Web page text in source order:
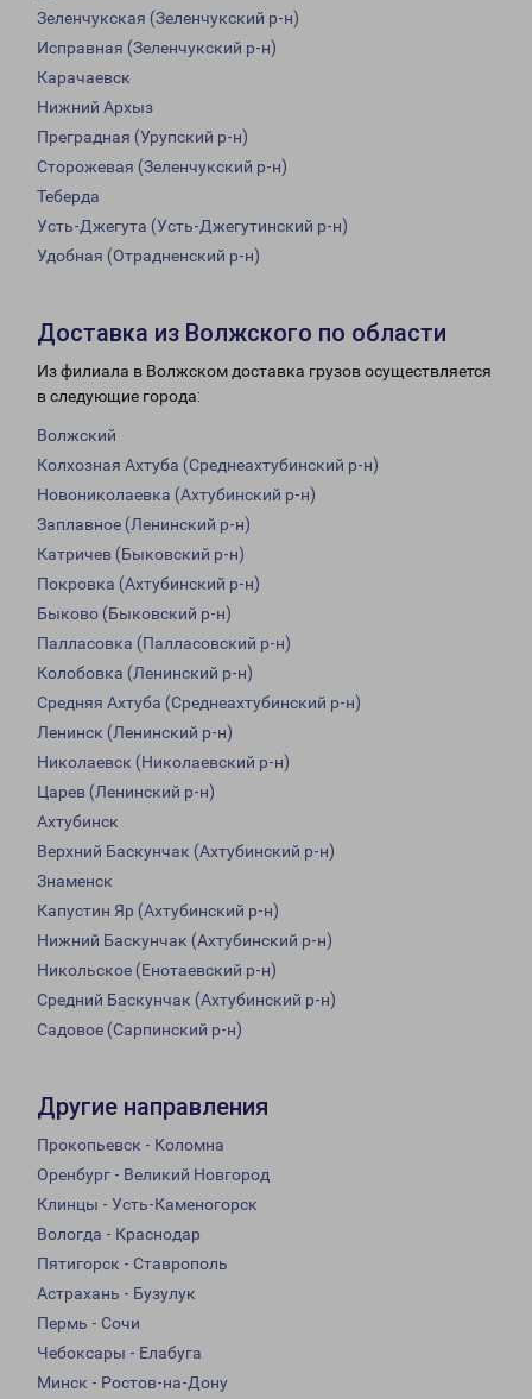
Зеленчукская (Зеленчукский р-н)
Исправная (Зеленчукский р-н)
Карачаевск
Нижний Архыз
Преградная (Урупский р-н)
Сторожевая (Зеленчукский р-н)
Теберда
Усть-Джегута (Усть-Джегутинский р-н)
Удобная (Отрадненский р-н)
Доставка из Волжского по области
Из филиала в Волжском доставка грузов осуществляется
в следующие города:
Волжский
Колхозная Ахтуба (Среднеахтубинский р-н)
Новониколаевка (Ахтубинский р-н)
Заплавное (Ленинский р-н)
Катричев (Быковский р-н)
Покровка (Ахтубинский р-н)
Быково (Быковский р-н)
Палласовка (Палласовский р-н)
Колобовка (Ленинский р-н)
Средняя Ахтуба (Среднеахтубинский р-н)
Ленинск (Ленинский р-н)
Николаевск (Николаевский р-н)
Царев (Ленинский р-н)
Ахтубинск
Верхний Баскунчак (Ахтубинский р-н)
Знаменск
Капустин Яр (Ахтубинский р-н)
Нижний Баскунчак (Ахтубинский р-н)
Никольское (Енотаевский р-н)
Средний Баскунчак (Ахтубинский р-н)
Садовое (Сарпинский р-н)
Другие направления
Прокопьевск - Коломна
Оренбург - Великий Новгород
Клинцы - Усть-Каменогорск
Вологда - Краснодар
Пятигорск - Ставрополь
Астрахань - Бузулук
Пермь - Сочи
Чебоксары - Елабуга
Минск - Ростов-на-Дону